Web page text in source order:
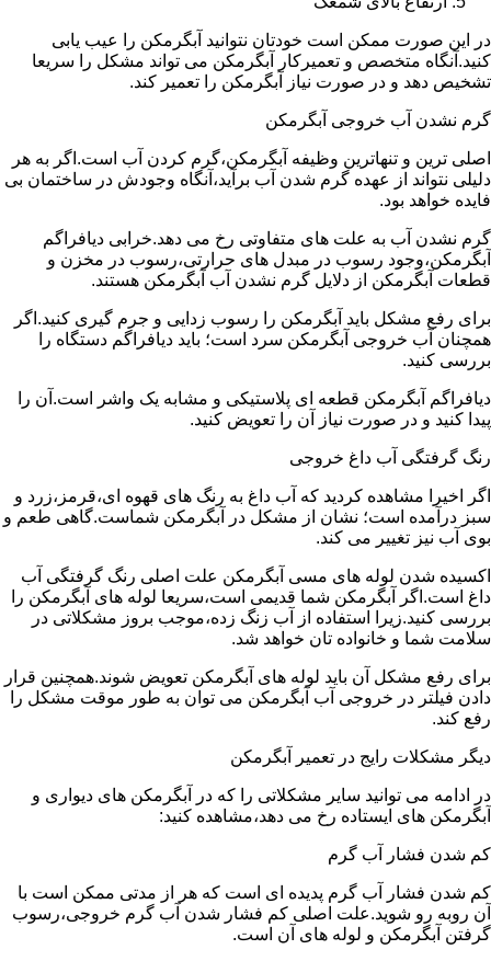
در این صورت ممکن است خودتان نتوانید آبگرمکن را عیب یابی
کنید.آنگاه متخصص و تعمیرکار آبگرمکن می تواند مشکل را سریعا
تشخیص دهد و در صورت نیاز آبگرمکن را تعمیر کند.
گرم نشدن آب خروجی آبگرمکن
اصلی ترین و تنهاترین وظیفه آبگرمکن،گرم کردن آب است.اگر به هر
دلیلی نتواند از عهده گرم شدن آب برآید،آنگاه وجودش در ساختمان بی
فایده خواهد بود.
گرم نشدن آب به علت های متفاوتی رخ می دهد.خرابی دیافراگم
آبگرمکن،وجود رسوب در مبدل های حرارتی،رسوب در مخزن و
قطعات آبگرمکن از دلایل گرم نشدن آب آبگرمکن هستند.
برای رفع مشکل باید آبگرمکن را رسوب زدایی و جرم گیری کنید.اگر
همچنان آب خروجی آبگرمکن سرد است؛ باید دیافراگم دستگاه را
بررسی کنید.
دیافراگم آبگرمکن قطعه ای پلاستیکی و مشابه یک واشر است.آن را
پیدا کنید و در صورت نیاز آن را تعویض کنید.
رنگ گرفتگی آب داغ خروجی
اگر اخیرا مشاهده کردید که آب داغ به رنگ های قهوه ای،قرمز،زرد و
سبز درآمده است؛ نشان از مشکل در آبگرمکن شماست.گاهی طعم و
بوی آب نیز تغییر می کند.
اکسیده شدن لوله های مسی آبگرمکن علت اصلی رنگ گرفتگی آب
داغ است.اگر آبگرمکن شما قدیمی است،سریعا لوله های آبگرمکن را
بررسی کنید.زیرا استفاده از آب زنگ زده،موجب بروز مشکلاتی در
سلامت شما و خانواده تان خواهد شد.
برای رفع مشکل آن باید لوله های آبگرمکن تعویض شوند.همچنین قرار
دادن فیلتر در خروجی آب آبگرمکن می توان به طور موقت مشکل را
رفع کند.
دیگر مشکلات رایج در تعمیر آبگرمکن
در ادامه می توانید سایر مشکلاتی را که در آبگرمکن های دیواری و
آبگرمکن های ایستاده رخ می دهد،مشاهده کنید:
کم شدن فشار آب گرم
کم شدن فشار آب گرم پدیده ای است که هر از مدتی ممکن است با
آن روبه رو شوید.علت اصلی کم فشار شدن آب گرم خروجی،رسوب
گرفتن آبگرمکن و لوله های آن است.